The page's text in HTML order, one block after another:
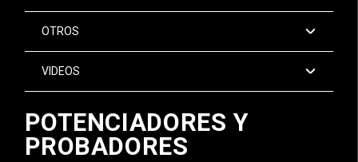
OTROS
VIDEOS
POTENCIADORES Y
PROBADORES